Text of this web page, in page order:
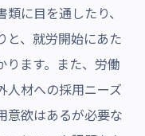
に目を通したり、
と、就労開始にあた
ります。また、労働
人材への採用ニーズ
意欲はあるが必要な